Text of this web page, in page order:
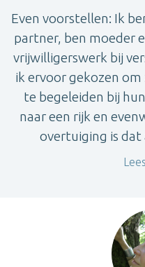
Even voorstellen: Ik
partner, ben moeder
vrijwilligerswerk bij
ik ervoor gekozen
te begeleiden bij
naar een rijk en
overtuiging is dat